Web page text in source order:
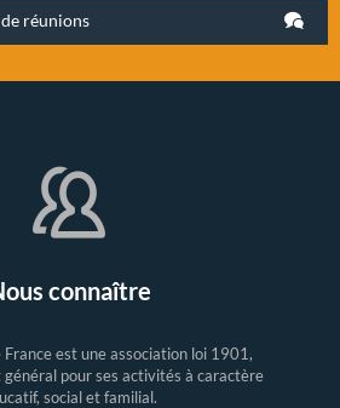
réunions
connaître
France est une association loi 1901,
pour ses activités à caractère
social et familial.